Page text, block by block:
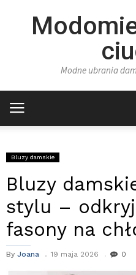
Modne ubrania
Bluzy damskie
Bluzy
stylu –
fasony na
By Joana 19 maja 2026 0